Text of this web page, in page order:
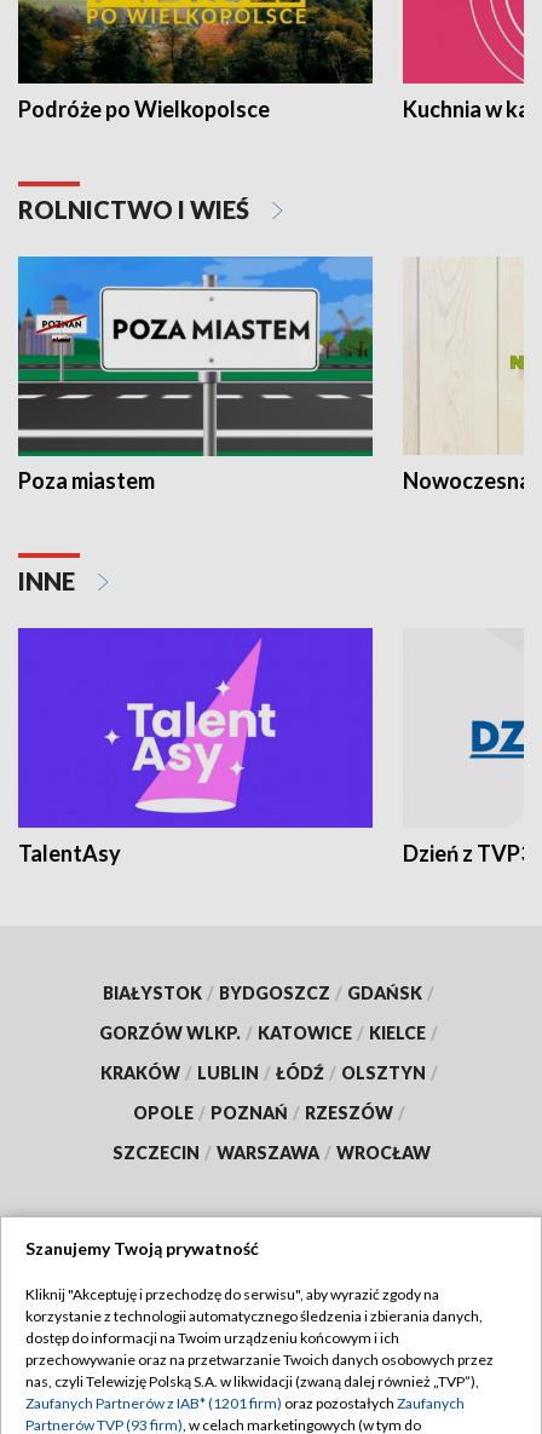
Podróże po Wielkopolsce Kuchnia w
ROLNICTWO I WIEŚ
Poza miastem Nowoczesna
INNE
TalentAsy Dzień z TVP3
BIAŁYSTOK / BYDGOSZCZ / GDAŃSK /
GORZÓW WLKP. / KATOWICE / KIELCE /
KRAKÓW / LUBLIN / ŁÓDŹ / OLSZTYN /
OPOLE / POZNAŃ / RZESZÓW /
SZCZECIN / WARSZAWA / WROCŁAW
TVP
Abonament TVP
Emisja w TVP
Regulamin TVP
Polityka prywatności
Szanujemy Twoją prywatność
Kliknij "Akceptuję i przechodzę do serwisu", aby wyrazić zgody na
korzystanie z technologii automatycznego śledzenia i zbierania danych,
dostęp do informacji na Twoim urządzeniu końcowym i ich
przechowywanie oraz na przetwarzanie Twoich danych osobowych przez
nas, czyli Telewizję Polską S.A. w likwidacji (zwaną dalej również „TVP”),
Zaufanych Partnerów z IAB* (1201 firm) oraz pozostałych Zaufanych
Partnerów TVP (93 firm), w celach marketingowych (w tym do